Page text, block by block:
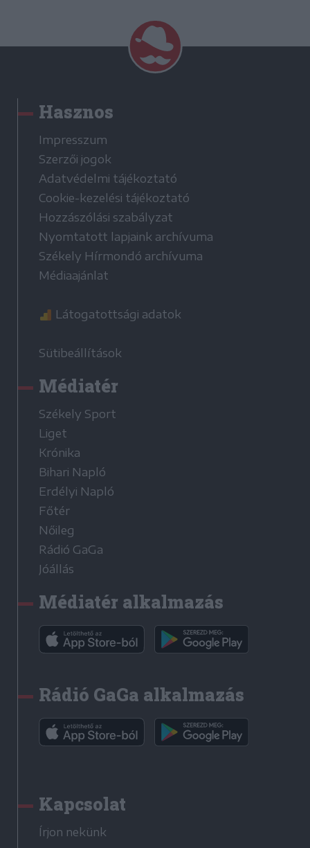
Hasznos
Impresszum
Szerzői jogok
Adatvédelmi tájékoztató
Cookie-kezelési tájékoztató
Hozzászólási szabályzat
Nyomtatott lapjaink archívuma
Székely Hírmondó archívuma
Médiaajánlat
Látogatottsági adatok
Sütibeállítások
Médiatér
Székely Sport
Liget
Krónika
Bihari Napló
Erdélyi Napló
Főtér
Nőileg
Rádió GaGa
Jóállás
Médiatér alkalmazás
Rádió GaGa alkalmazás
Kapcsolat
Írjon nekünk